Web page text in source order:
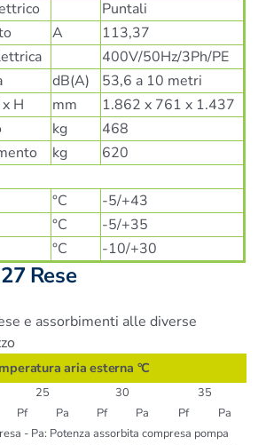
Puntali
A
113,37
400V/50Hz/3Ph/PE
dB(A)
53,6 a 10 metri
H
mm
1.862 x 761 x 1.437
kg
468
kg
620
°C
-5/+43
°C
-5/+35
°C -10/+30
Rese
e assorbimenti alle diverse
aria esterna °C
25 30
35
Pf Pa Pf Pa Pf
Pa
- Pa: Potenza assorbita compresa pompa